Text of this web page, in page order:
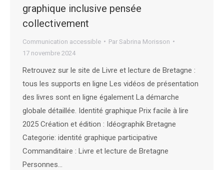
graphique inclusive pensée
collectivement
Communication accessible Par Sabrina Morisson
17 novembre 2024
Retrouvez sur le site de Livre et lecture de Bretagne :
tous les supports en ligne Les vidéos de présentation
des livres sont en ligne également La démarche
globale détaillée. Identité graphique Prix facile à lire
2025 Création et édition : Idéographik Bretagne
Categorie: identité graphique participative
Commanditaire : Livre et lecture de Bretagne
Personnes…